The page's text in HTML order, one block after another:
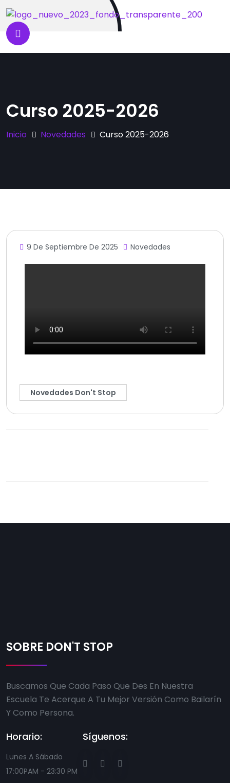
Curso 2025-2026
Inicio Novedades Curso 2025-2026
9 De Septiembre De 2025 Novedades
Novedades Don't Stop
SOBRE DON'T STOP
Buscamos Que Cada Paso Que Des En Nuestra
Escuela Te Acerque A Tu Mejor Versión Como Bailarín
Y Como Persona.
Horario:
Lunes A Sábado
17:00PAM - 23:30 PM
Síguenos: